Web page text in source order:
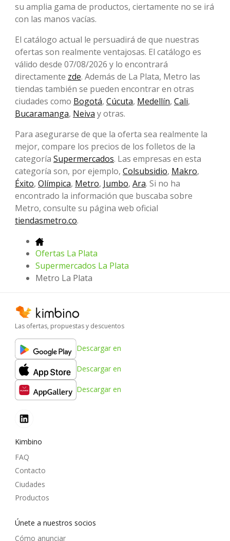
su amplia gama de productos, ciertamente no se irá
con las manos vacías.
El catálogo actual le persuadirá de que nuestras
ofertas son realmente ventajosas. El catálogo es
válido desde 07/08/2026 y lo encontrará
directamente zde. Además de La Plata, Metro las
tiendas también se pueden encontrar en otras
ciudades como Bogotá, Cúcuta, Medellín, Cali,
Bucaramanga, Neiva y otras.
Para asegurarse de que la oferta sea realmente la
mejor, compare los precios de los folletos de la
categoría Supermercados. Las empresas en esta
categoría son, por ejemplo, Colsubsidio, Makro,
Éxito, Olímpica, Metro, Jumbo, Ara. Si no ha
encontrado la información que buscaba sobre
Metro, consulte su página web oficial
tiendasmetro.co.
Ofertas La Plata
Supermercados La Plata
Metro La Plata
Las ofertas, propuestas y descuentos
Descargar en
Descargar en
Descargar en
Kimbino
FAQ
Contacto
Ciudades
Productos
Únete a nuestros socios
Cómo anunciar